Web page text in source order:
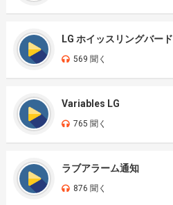
LG ホイッスリングバード
569 聞く
Variables LG
765 聞く
ラブアラーム通知
876 聞く